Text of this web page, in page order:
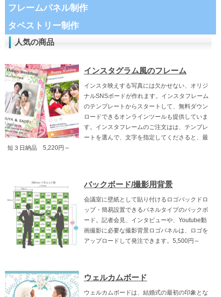
フレームパネル制作
タペストリー制作
人気の商品
インスタグラム風のフレーム
インスタ映えする写真には欠かせない、オリジ
ナルSNSボードが作れます。インスタフレーム
のテンプレートからスタートして、無料ダウン
ロードできるオンラインツールも提供していま
す。インスタフレームのご注文はは、テンプレ
ートを選んで、文字を指定してくださると、最
短３日納品 5,220円～
バックボード/撮影用背景
会議室に壁紙として貼り付けるロゴバックドロ
ップ・簡易設置できるパネルタイプのバックボ
ード。記者会見、インタビューや、Youtube動
画撮影に必要な撮影背景ロゴパネルは、ロゴを
アップロードして発注できます。5,500円～
ウェルカムボード
ウェルカムボードは、結婚式の最初の印象とな